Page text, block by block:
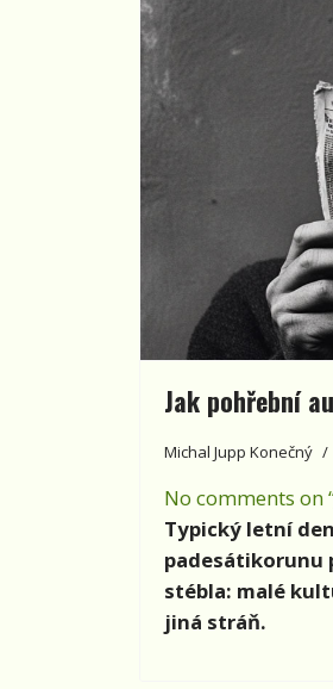
Jak pohřební
Michal Jupp Konečný
No comments on
Typický letní
padesátikorunu
stébla: malé
jiná stráň.